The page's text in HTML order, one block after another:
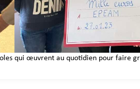
qui œuvrent au quotidien pour faire